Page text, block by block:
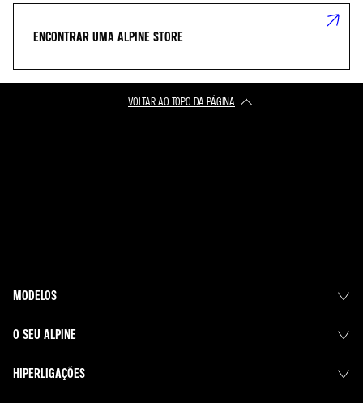
ENCONTRAR UMA ALPINE STORE
VOLTAR AO TOPO DA PÁGINA
MODELOS
O SEU ALPINE
HIPERLIGAÇÕES